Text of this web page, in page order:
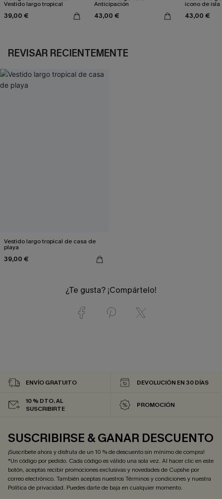
Vestido largo tropical
39,00 €
Anticipación
43,00 €
icono de isla
43,00 €
REVISAR RECIENTEMENTE
Vestido largo tropical de casa de
playa
39,00 €
¿Te gusta? ¡Compártelo!
ENVÍO GRATUITO DEVOLUCIÓN EN 30 DÍAS
10 % DTO. AL
SUSCRIBIRTE
PROMOCIÓN
SUSCRIBIRSE & GANAR DESCUENTO
¡Suscríbete ahora y disfruta de un 10 % de descuento sin mínimo de compra!
*Un código por pedido. Cada código es válido una sola vez. Al hacer clic en este
botón, aceptas recibir promociones exclusivas y novedades de Cupshe por
correo electrónico. También aceptas nuestrosTérminos y condicionesy nuestra
Política de privacidad. Puedes darte de baja en cualquier momento.